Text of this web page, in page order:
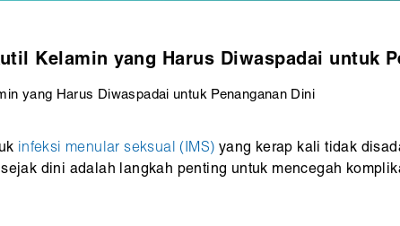
Kelamin yang Harus Diwaspadai untuk
yang Harus Diwaspadai untuk Penanganan Dini
infeksi menular seksual (IMS) yang kerap kali tidak
dini adalah langkah penting untuk mencegah